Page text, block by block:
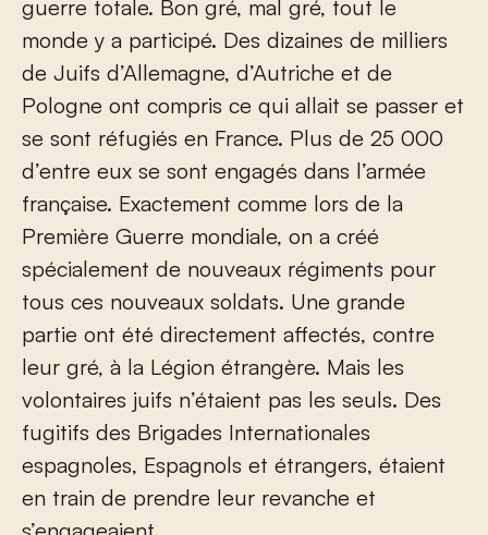
guerre totale. Bon gré, mal gré, tout le
monde y a participé. Des dizaines de milliers
de Juifs d’Allemagne, d’Autriche et de
Pologne ont compris ce qui allait se passer et
se sont réfugiés en France. Plus de 25 000
d’entre eux se sont engagés dans l’armée
française. Exactement comme lors de la
Première Guerre mondiale, on a créé
spécialement de nouveaux régiments pour
tous ces nouveaux soldats. Une grande
partie ont été directement affectés, contre
leur gré, à la Légion étrangère. Mais les
volontaires juifs n’étaient pas les seuls. Des
fugitifs des Brigades Internationales
espagnoles, Espagnols et étrangers, étaient
en train de prendre leur revanche et